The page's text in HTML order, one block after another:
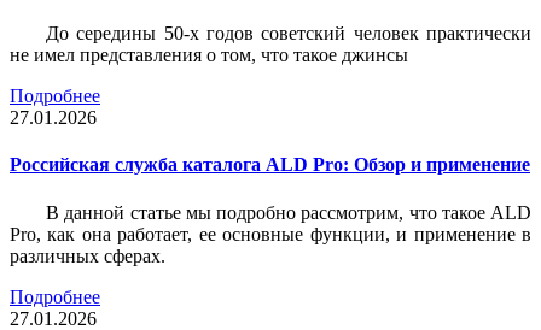
До середины 50-х годов советский человек практически
не имел представления о том, что такое джинсы
Подробнее
27.01.2026
Российская служба каталога ALD Pro: Обзор и применение
В данной статье мы подробно рассмотрим, что такое ALD
Pro, как она работает, ее основные функции, и применение в
различных сферах.
Подробнее
27.01.2026